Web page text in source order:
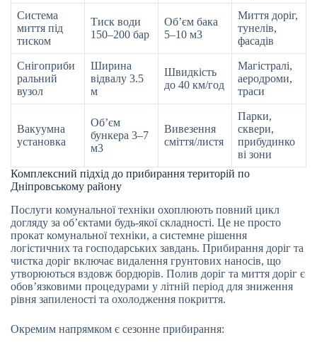
Система
миття під
тиском
Тиск води
150–200 бар
Об’єм бака
5–10 м3
Миття доріг,
тунелів,
фасадів
Снігоприби
ральний
вузол
Ширина
відвалу 3.5
м
Швидкість
до 40 км/год
Магістралі,
аеродроми,
траси
Вакуумна
установка
Об’єм
бункера 3–7
м3
Вивезення
сміття/листя
Парки,
сквери,
прибудинко
ві зони
Комплексний підхід до прибирання територій по
Дніпровському району
Послуги комунальної техніки охоплюють повний цикл
догляду за об’єктами будь-якої складності. Це не просто
прокат комунальної техніки, а системне рішення
логістичних та господарських завдань. Прибирання доріг та
чистка доріг включає видалення грунтових наносів, що
утворюються вздовж бордюрів. Полив доріг та миття доріг є
обов’язковими процедурами у літній період для зниження
рівня запиленості та охолодження покриття.
Окремим напрямком є сезонне прибирання: